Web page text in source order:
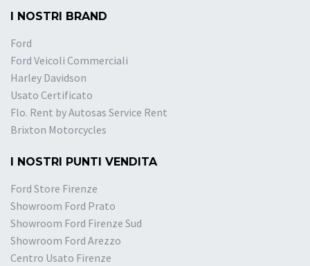
I NOSTRI BRAND
Ford
Ford Veicoli Commerciali
Harley Davidson
Usato Certificato
Flo. Rent by Autosas Service Rent
Brixton Motorcycles
I NOSTRI PUNTI VENDITA
Ford Store Firenze
Showroom Ford Prato
Showroom Ford Firenze Sud
Showroom Ford Arezzo
Centro Usato Firenze